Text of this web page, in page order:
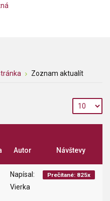
Zoznam aktualít
Autor Návštevy
Napísal:
Vierka
Prečítané: 825x